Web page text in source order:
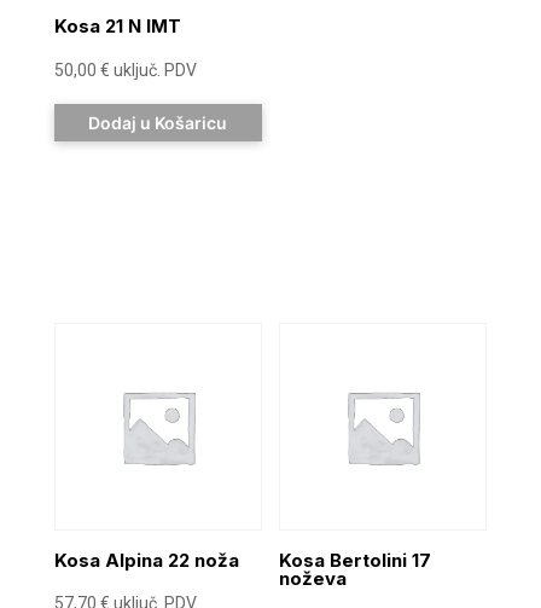
Kosa 21 N IMT
50,00 € uključ. PDV
Dodaj u Košaricu
Kosa Alpina 22 noža
57,70 € uključ. PDV
Kosa Bertolini 17
noževa